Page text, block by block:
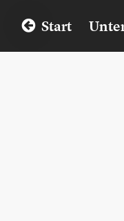
Start